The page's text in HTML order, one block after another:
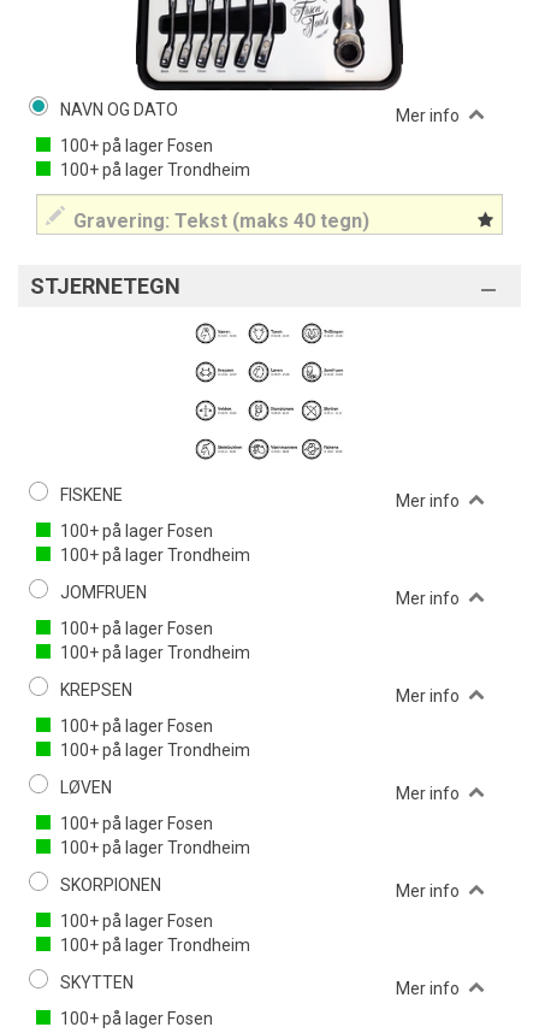
NAVN OG DATO
Mer info
100+på lagerFosen
100+på lagerTrondheim
STJERNETEGN
FISKENE
Mer info
100+på lagerFosen
100+på lagerTrondheim
JOMFRUEN
Mer info
100+på lagerFosen
100+på lagerTrondheim
KREPSEN
Mer info
100+på lagerFosen
100+på lagerTrondheim
LØVEN
Mer info
100+på lagerFosen
100+på lagerTrondheim
SKORPIONEN
Mer info
100+på lagerFosen
100+på lagerTrondheim
SKYTTEN
Mer info
100+på lagerFosen